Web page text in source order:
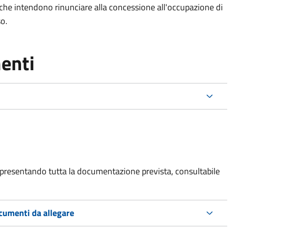
intendono rinunciare alla concessione all'occupazione di
tutta la documentazione prevista, consultabile
da allegare